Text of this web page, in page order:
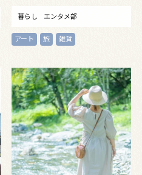
暮らし エンタメ部
アート 旅 雑貨